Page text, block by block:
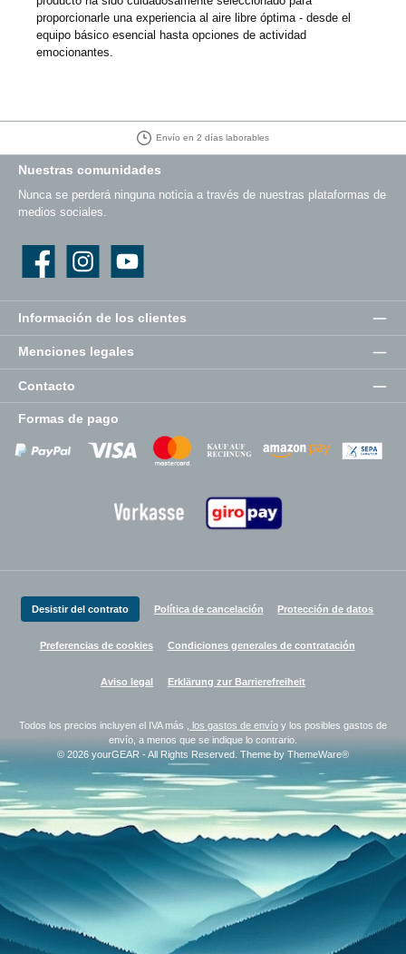
proporcionarle una experiencia al aire libre óptima - desde el
equipo básico esencial hasta opciones de actividad
emocionantes.
30 días de derecho de devolución
Información de los clientes
Menciones legales
Contacto
Nuestras comunidades
Nunca se perderá ninguna noticia a través de nuestras plataformas de
medios sociales.
Instagram YouTube
Formas de pago
Zahlungsanbieter Zahlungsanbieter
Zahlungsanbieter
Desistir del contrato Política de cancelación Protección de datos
Preferencias de cookies Condiciones generales de contratación
Aviso legal Erklärung zur Barrierefreiheit
Todos los precios incluyen el IVA más , los gastos de envío y los posibles gastos de
envío, a menos que se indique lo contrario.
© 2026 yourGEAR - All Rights Reserved. Theme by ThemeWare®